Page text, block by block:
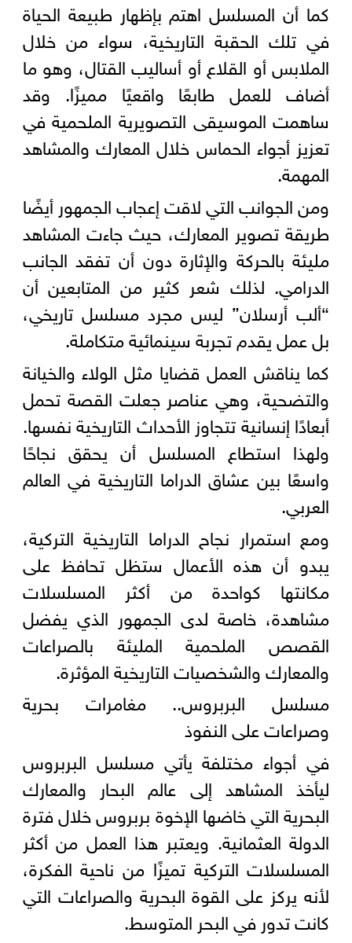
كما أن المسلسل اهتم بإظهار طبيعة الحياة
في تلك الحقبة التاريخية، سواء من خلال
الملابس أو القلاع أو أساليب القتال، وهو ما
أضاف للعمل طابعًا واقعيًا مميزًا. وقد
ساهمت الموسيقى التصويرية الملحمية في
تعزيز أجواء الحماس خلال المعارك والمشاهد
المهمة.
ومن الجوانب التي لاقت إعجاب الجمهور أيضًا
طريقة تصوير المعارك، حيث جاءت المشاهد
مليئة بالحركة والإثارة دون أن تفقد الجانب
الدرامي. لذلك شعر كثير من المتابعين أن
“ألب أرسلان” ليس مجرد مسلسل تاريخي،
بل عمل يقدم تجربة سينمائية متكاملة.
كما يناقش العمل قضايا مثل الولاء والخيانة
والتضحية، وهي عناصر جعلت القصة تحمل
أبعادًا إنسانية تتجاوز الأحداث التاريخية نفسها.
ولهذا استطاع المسلسل أن يحقق نجاحًا
واسعًا بين عشاق الدراما التاريخية في العالم
العربي.
ومع استمرار نجاح الدراما التاريخية التركية،
يبدو أن هذه الأعمال ستظل تحافظ على
مكانتها كواحدة من أكثر المسلسلات
مشاهدة، خاصة لدى الجمهور الذي يفضل
القصص الملحمية المليئة بالصراعات
والمعارك والشخصيات التاريخية المؤثرة.
مسلسل البربروس.. مغامرات بحرية
وصراعات على النفوذ
في أجواء مختلفة يأتي مسلسل البربروس
ليأخذ المشاهد إلى عالم البحار والمعارك
البحرية التي خاضها الإخوة بربروس خلال فترة
الدولة العثمانية. ويعتبر هذا العمل من أكثر
المسلسلات التركية تميزًا من ناحية الفكرة،
لأنه يركز على القوة البحرية والصراعات التي
كانت تدور في البحر المتوسط.